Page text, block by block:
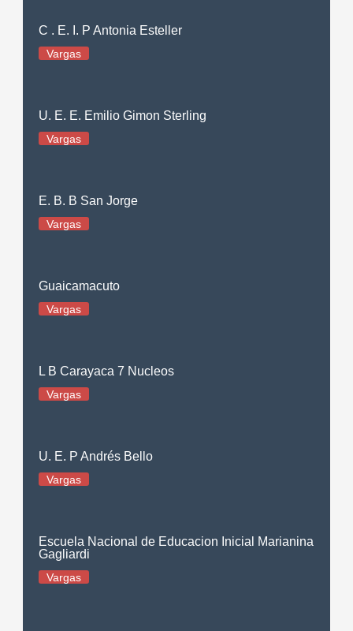
C . E. I. P Antonia Esteller
Vargas
U. E. E. Emilio Gimon Sterling
Vargas
E. B. B San Jorge
Vargas
Guaicamacuto
Vargas
L B Carayaca 7 Nucleos
Vargas
U. E. P Andrés Bello
Vargas
Escuela Nacional de Educacion Inicial Marianina
Gagliardi
Vargas